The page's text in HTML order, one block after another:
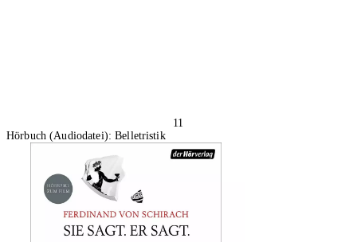
11
Hörbuch (Audiodatei): Belletristik